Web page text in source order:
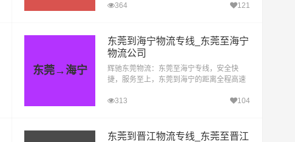
气影响的特殊情况下大约耗时8.8小时到达目
364 121
东莞→海宁
东莞到海宁物流专线_东莞至海宁
物流公司
辉驰东莞物流：东莞至海宁专线，安全快
捷，服务至上，东莞到海宁的距离全程高速
殊情况下大约耗时14.3小时到达海宁(全境)
313 104
东莞到晋江物流专线_东莞至晋江